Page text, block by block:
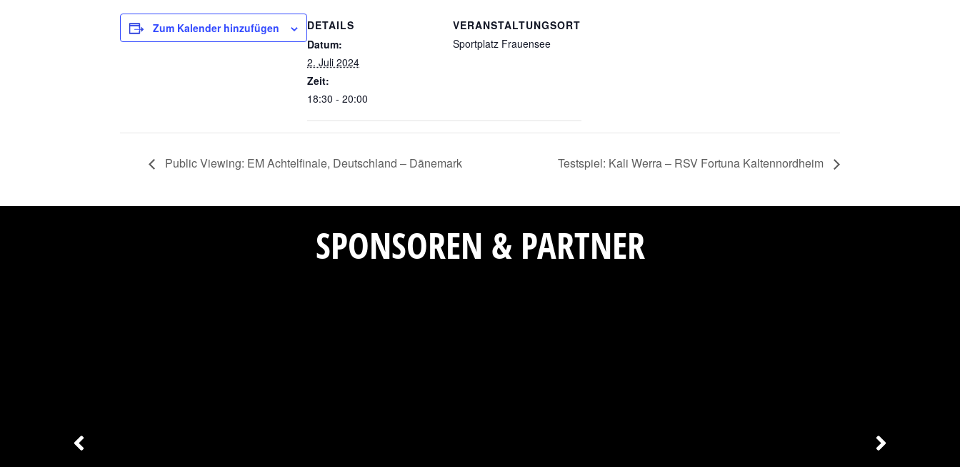
Zum Kalender hinzufügen
DETAILS
Datum:
2. Juli 2024
Zeit:
18:30 - 20:00
VERANSTALTUNGSORT
Sportplatz Frauensee
Public Viewing: EM Achtelfinale, Deutschland – Dänemark Testspiel: Kali Werra – RSV Fortuna Kaltennordheim
SPONSOREN & PARTNER